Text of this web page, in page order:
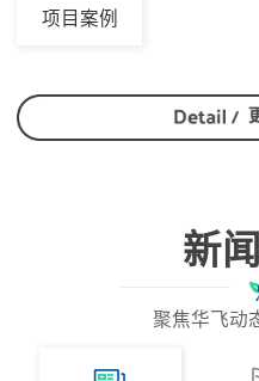
项目案例
新
聚焦华飞动